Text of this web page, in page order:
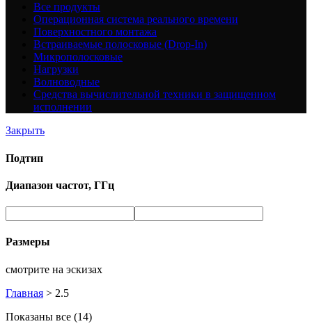
Все продукты
Операционная система реального времени
Поверхностного монтажа
Встраиваемые полосковые (Drop-In)
Микрополосковые
Нагрузки
Волноводные
Средства вычислительной техники в защищенном
исполнении
Закрыть
Подтип
Диапазон частот, ГГц
Размеры
смотрите на эскизах
Главная > 2.5
Показаны все (14)